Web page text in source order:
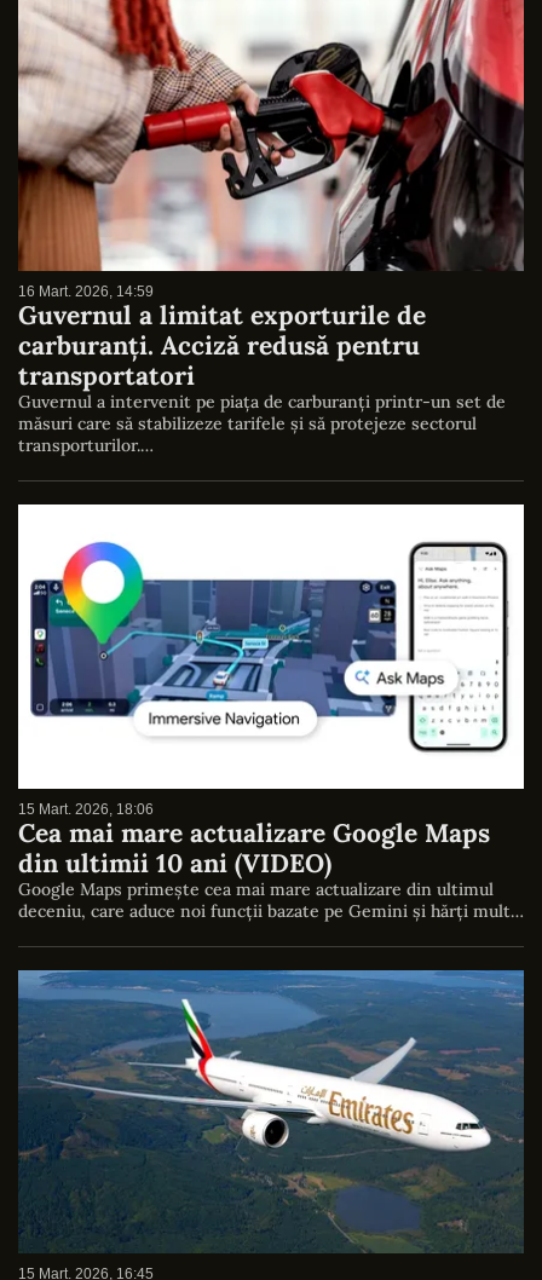
16 Mart. 2026, 14:59
Guvernul a limitat exporturile de
carburanți. Acciză redusă pentru
transportatori
Guvernul a intervenit pe piața de carburanți printr-un set de
măsuri care să stabilizeze tarifele și să protejeze sectorul
transporturilor.…
15 Mart. 2026, 18:06
Cea mai mare actualizare Google Maps
din ultimii 10 ani (VIDEO)
Google Maps primește cea mai mare actualizare din ultimul
deceniu, care aduce noi funcții bazate pe Gemini și hărți mult…
15 Mart. 2026, 16:45